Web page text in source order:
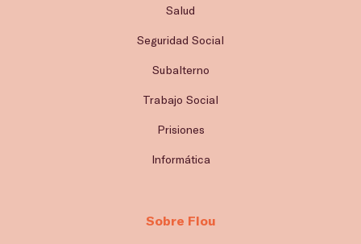
Salud
Seguridad Social
Subalterno
Trabajo Social
Prisiones
Informática
Sobre Flou